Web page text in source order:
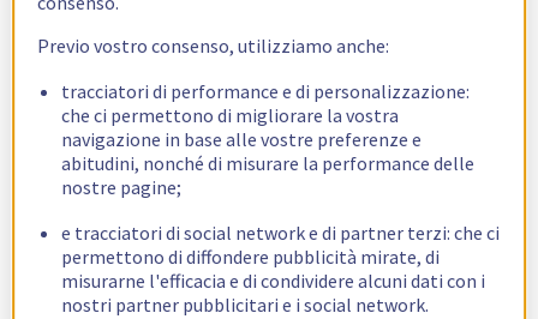
Previo vostro consenso, utilizziamo anche:
tracciatori di performance e di personalizzazione:
che ci permettono di migliorare la vostra
navigazione in base alle vostre preferenze e
abitudini, nonché di misurare la performance delle
nostre pagine;
e tracciatori di social network e di partner terzi: che ci
permettono di diffondere pubblicità mirate, di
misurarne l'efficacia e di condividere alcuni dati con i
nostri partner pubblicitari e i social network.